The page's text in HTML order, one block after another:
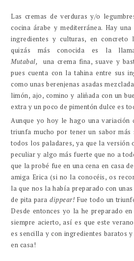
Las cremas de verduras y/o
cocina árabe y mediterránea. Hay
ingredientes y culturas, en concreto
quizás más conocida es la
Mutabal,
una crema fina, suave y
pues cuenta con la tahina entre sus
como unas berenjenas asadas
limón, ajo, comino y aliñada con un
extra y un poco de pimentón dulce es
Aunque yo hoy le hago una variación
triunfa mucho por tener un sabor más
todos los paladares, ya que la versión
peculiar y algo más fuerte que no a
que la probé fue en una cena en casa
amiga Erica (si no la conocéis, os
la que nos la había preparado con
de pita paradippear! Fue todo un
Desde entonces yo la he preparado
siempre acierto, así es que este
es sencilla y con ingredientes baratos
en casa!